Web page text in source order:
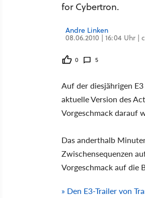
for Cybertron.
Andre Linken
08.06.2010 | 16:04 Uhr |
0 5
Auf der diesjährigen
aktuelle Version des
Vorgeschmack darauf
Das anderthalb
Zwischensequenzen
Vorgeschmack auf die
» Den E3-Trailer von